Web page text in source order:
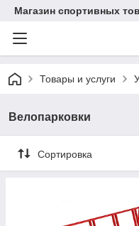
Магазин спортивных
Товары и услуги
Велопарковки
Сортировка